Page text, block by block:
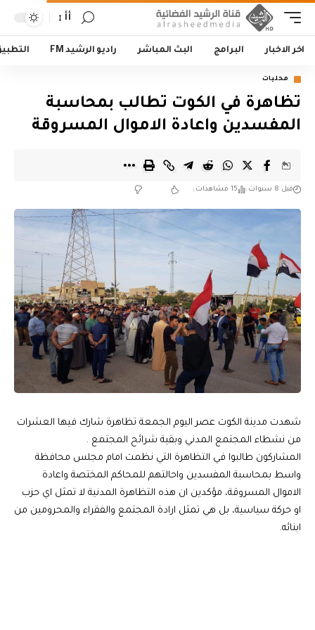
أأ
اخر الاخبار البرامج البث المباشر راديو الرشيد FM
محليات
تظاهرة في الكوت تطالب بمحاسبة
المفسدين واعادة الاموال المسروقة
قبل 8 سنوات 15 مشاهدات
شهدت مدينة الكوت عصر اليوم الجمعة تظاهرة شارك فيها العشرات
من نشطاء المجتمع المدني وبقية شرائح المجتمع .
المشاركون طالبوا في التظاهرة التي نظمت امام مجلس محافظة
واسط بمحاسبة المفسدين واحالتهم للمحاكم المختصة واعادة
الاموال المسروقة، مؤكدين ان هذه التظاهرة المدنية لا تمثل اي حزب
او حركة سياسية، بل هي تمثل ارادة المجتمع والفقراء والمحرومين من
ابنائه.